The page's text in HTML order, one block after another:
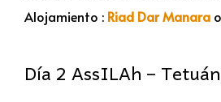
Alojamiento : Riad Dar Manara
Día 2 AssILAh – Tetuán